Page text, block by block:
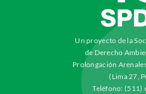
Un proyecto de la
de Derecho
Prolongación
(Lima 27,
Teléfono: (511)